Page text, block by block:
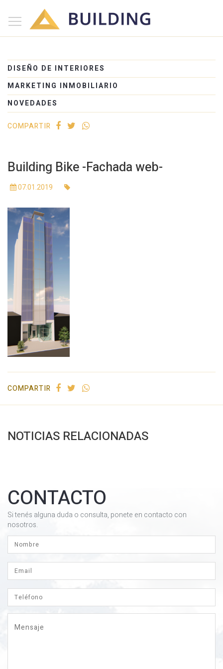
Inicio
Proyectos
DISEÑO DE INTERIORES
MARKETING INMOBILIARIO
NOVEDADES
COMPARTIR
Building Bike -Fachada web-
07.01.2019
COMPARTIR
NOTICIAS RELACIONADAS
CONTACTO
Si tenés alguna duda o consulta, ponete en contacto con
nosotros.